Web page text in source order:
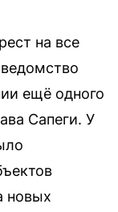
на все
ещё одного
Сапеги. У
новых